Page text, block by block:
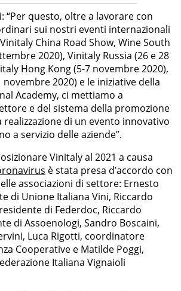
“Per questo, oltre a lavorare con
sui nostri eventi internazionali
China Road Show, Wine South
2020), Vinitaly Russia (26 e 28
Hong Kong (5-7 novembre 2020),
novembre 2020) e le iniziative della
Academy, ci mettiamo a
e del sistema della promozione
di un evento innovativo
a servizio delle aziende”.
Vinitaly al 2021 a causa
è stata presa d’accordo con
associazioni di settore: Ernesto
di Unione Italiana Vini, Riccardo
di Federdoc, Riccardo
di Assoenologi, Sandro Boscaini,
Luca Rigotti, coordinatore
Cooperative e Matilde Poggi,
Italiana Vignaioli